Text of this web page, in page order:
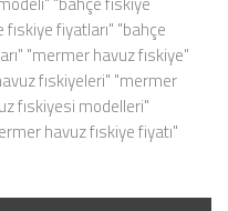
fiyatları" "bahçe
"mermer havuz fıskiye"
fıskiyeleri" "mermer
fıskiyesi modelleri"
havuz fıskiye fiyatı"